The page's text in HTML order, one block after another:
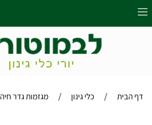
דף הבית / כלי גינון / מגזמות גדר חיה